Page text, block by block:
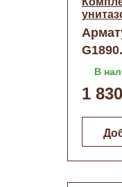
бок. и
В
1 830